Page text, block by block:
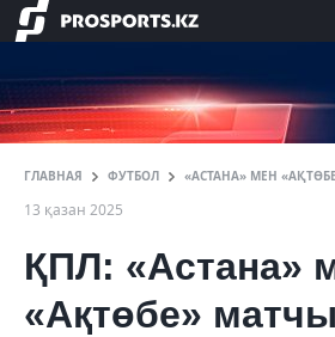
ГЛАВНАЯ ФУТБОЛ «АСТАНА» МЕН
13 қазан 2025
ҚПЛ: «Астана»
«Ақтөбе»